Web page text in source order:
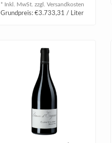
* Inkl. MwSt. zzgl. Versandkosten
Grundpreis: €3.733,31 / Liter